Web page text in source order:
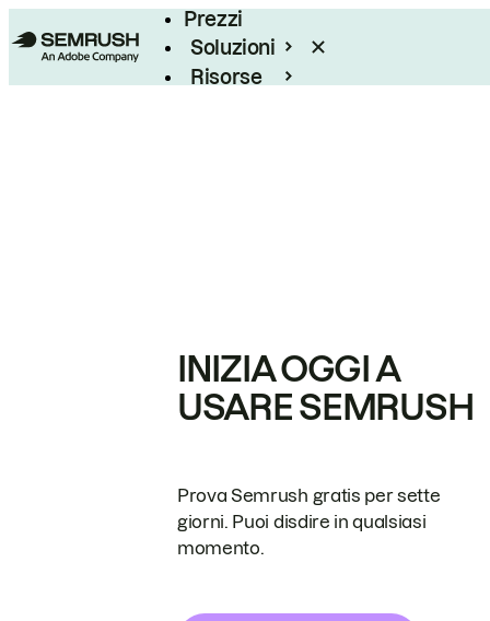
Prezzi
Soluzioni
Risorse
INIZIA OGGI A
USARE SEMRUSH
Prova Semrush gratis per sette
giorni. Puoi disdire in qualsiasi
momento.